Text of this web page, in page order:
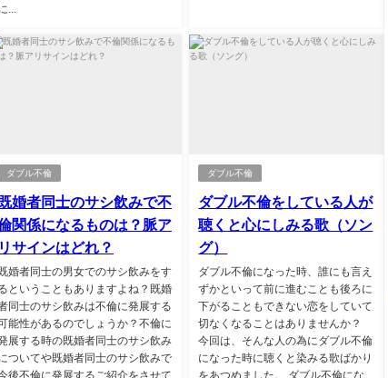
...
ダブル不倫
既婚者同士のサシ飲みで不
関係になるものは？脈ア
リサインはどれ？
婚者同士の男女でのサシ飲みをす
ということもありますよね？既婚
同士のサシ飲みは不倫に発展する
能性があるのでしょうか？不倫に
展する時の既婚者同士のサシ飲み
ついてや既婚者同士のサシ飲みで
後不倫に発展するご紹介をさせて
ダブル不倫
ダブル不倫をしている人が
聴くと心にしみる歌（ソン
グ）
ダブル不倫になった時、誰にも言え
ずかといって前に進むことも後ろに
下がることもできない恋をしていて
切なくなることはありませんか？
今回は、そんな人の為にダブル不倫
になった時に聴くと染みる歌ばかり
をあつめました。 ダブル不倫にな